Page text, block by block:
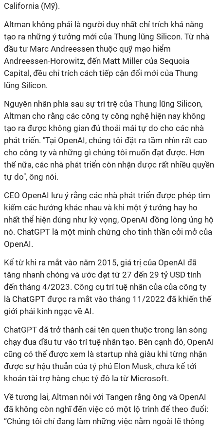
California (Mỹ).
Altman không phải là người duy nhất chỉ trích khả năng
tạo ra những ý tưởng mới của Thung lũng Silicon. Từ nhà
đầu tư Marc Andreessen thuộc quỹ mạo hiểm
Andreessen-Horowitz, đến Matt Miller của Sequoia
Capital, đều chỉ trích cách tiếp cận đổi mới của Thung
lũng Silicon.
Nguyên nhân phía sau sự trì trệ của Thung lũng Silicon,
Altman cho rằng các công ty công nghệ hiện nay không
tạo ra được không gian đủ thoải mái tự do cho các nhà
phát triển. "Tại OpenAI, chúng tôi đặt ra tầm nhìn rất cao
cho công ty và những gì chúng tôi muốn đạt được. Hơn
thế nữa, các nhà phát triển còn nhận được rất nhiều quyền
tự do", ông nói.
CEO OpenAI lưu ý rằng các nhà phát triển được phép tìm
kiếm các hướng khác nhau và khi một ý tưởng hay ho
nhất thể hiện đúng như kỳ vọng, OpenAI đồng lòng ủng hộ
nó. ChatGPT là một minh chứng cho tinh thần cởi mở của
OpenAI.
Kể từ khi ra mắt vào năm 2015, giá trị của OpenAI đã
tăng nhanh chóng và ước đạt từ 27 đến 29 tỷ USD tính
đến tháng 4/2023. Công cụ trí tuệ nhân của của công ty
là ChatGPT được ra mắt vào tháng 11/2022 đã khiến thế
giới phải kinh ngạc về AI.
ChatGPT đã trở thành cái tên quen thuộc trong làn sóng
chạy đua đầu tư vào trí tuệ nhân tạo. Bên cạnh đó, OpenAI
cũng có thể được xem là startup nhà giàu khi từng nhận
được sự hậu thuẫn của tỷ phú Elon Musk, chưa kể tới
khoản tài trợ hàng chục tỷ đô la từ Microsoft.
Về tương lai, Altman nói với Tangen rằng ông và OpenAI
đã không còn nghĩ đến việc có một lộ trình để theo đuổi:
“Chúng tôi chỉ đang làm những việc nằm ngoài lẽ thông